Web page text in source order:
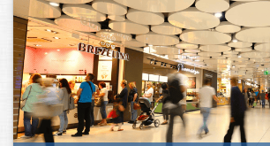
traurigsten Feste und der soziale Kleber der
sie schmecken nach Leben.